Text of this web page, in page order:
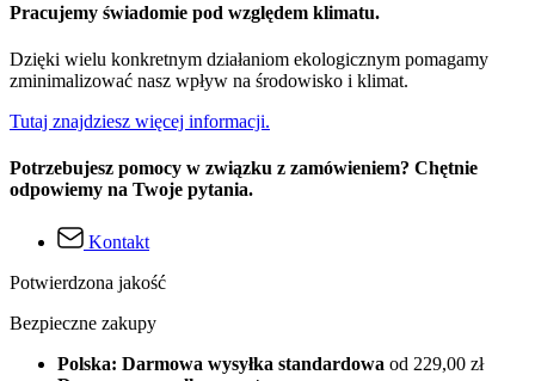
Pracujemy świadomie pod względem klimatu.
Dzięki wielu konkretnym działaniom ekologicznym pomagamy
zminimalizować nasz wpływ na środowisko i klimat.
Tutaj znajdziesz więcej informacji.
Potrzebujesz pomocy w związku z zamówieniem? Chętnie
odpowiemy na Twoje pytania.
Kontakt
Potwierdzona jakość
Bezpieczne zakupy
Polska: Darmowa wysyłka standardowa od 229,00 zł